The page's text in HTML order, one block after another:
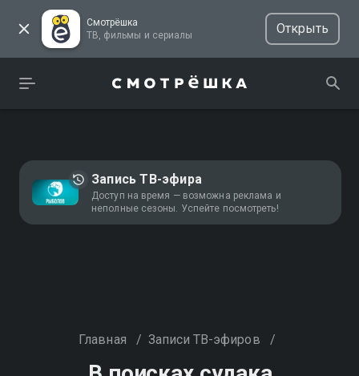
Смотрёшка
ТВ, фильмы и сериалы
Открыть
Запись ТВ-эфира
Доступ на время — возможна реклама и
неполные сезоны. Успейте посмотреть!
Главная / Записи ТВ-эфиров /